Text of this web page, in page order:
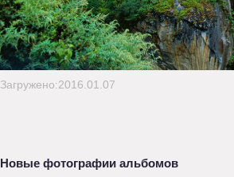
Загружено:2016.01.07
Новые фотографии альбомов